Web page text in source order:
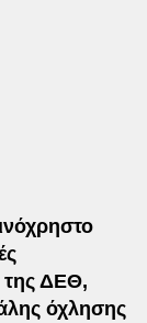
της ΔΕΘ,
όχλησης